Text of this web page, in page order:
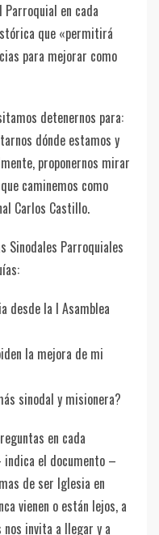
Parroquial en cada
que «permitirá
para mejorar como
detenernos para:
dónde estamos y
proponernos mirar
caminemos como
Carlos Castillo.
Sinodales Parroquiales
desde la I Asamblea
la mejora de mi
sinodal y misionera?
en cada
el documento –
de ser Iglesia en
vienen o están lejos, a
invita a llegar y a